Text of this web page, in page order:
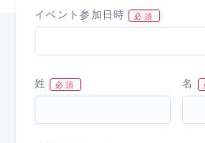
イベント参加日時
姓 名